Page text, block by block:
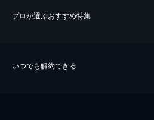
プロが選ぶおすすめ特集
いつでも解約できる